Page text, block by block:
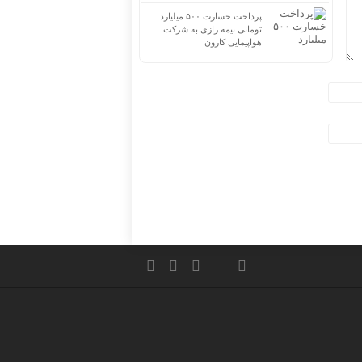
پرداخت خسارت ۵۰۰ میلیارد
تومانی بیمه رازی به شرکت
هواپیمایی کارون